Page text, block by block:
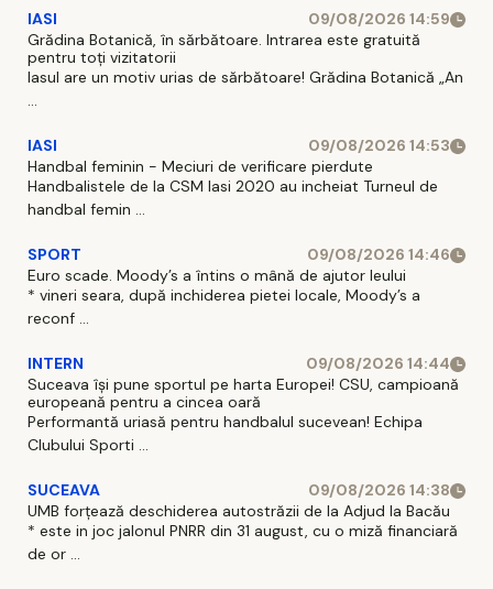
IASI
09/08/2026 14:59
Grădina Botanică, în sărbătoare. Intrarea este gratuită
pentru toți vizitatorii
Iasul are un motiv urias de sărbătoare! Grădina Botanică „An
...
IASI
09/08/2026 14:53
Handbal feminin - Meciuri de verificare pierdute
Handbalistele de la CSM Iasi 2020 au incheiat Turneul de
handbal femin ...
SPORT
09/08/2026 14:46
Euro scade. Moody’s a întins o mână de ajutor leului
* vineri seara, după inchiderea pietei locale, Moody’s a
reconf ...
INTERN
09/08/2026 14:44
Suceava își pune sportul pe harta Europei! CSU, campioană
europeană pentru a cincea oară
Performantă uriasă pentru handbalul sucevean! Echipa
Clubului Sporti ...
SUCEAVA
09/08/2026 14:38
UMB forțează deschiderea autostrăzii de la Adjud la Bacău
* este in joc jalonul PNRR din 31 august, cu o miză financiară
de or ...